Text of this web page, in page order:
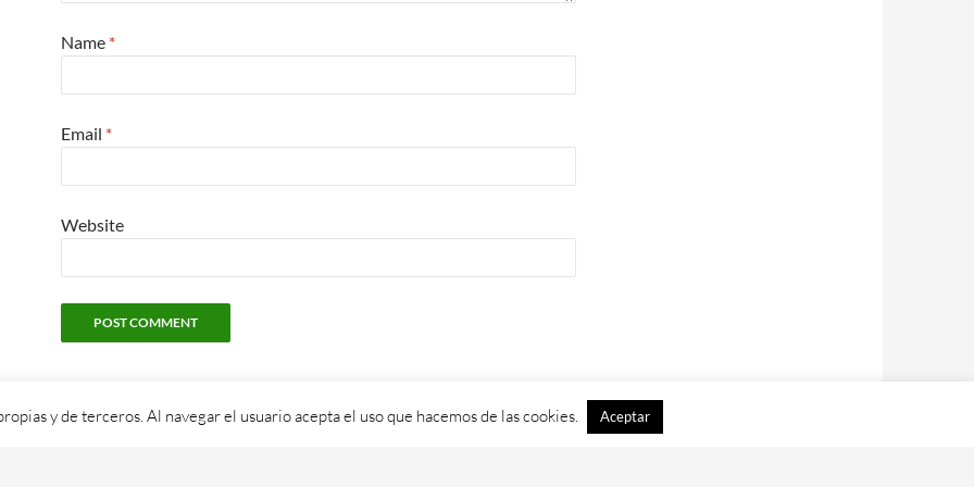
Name *
Email *
Website
y de terceros. Al navegar el usuario acepta el uso que hacemos de las cookies. Aceptar